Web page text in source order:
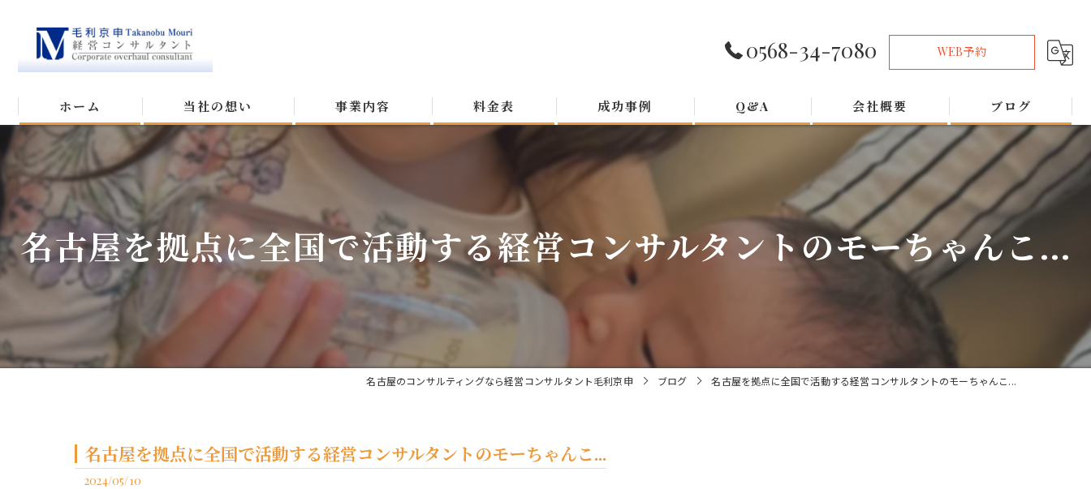
0568-34-7080 WEB予約
ホーム 当社の想い 事業内容 料金表 成功事例 Q&A 会社概要 ブログ
名古屋を拠点に全国で活動する経営コンサルタントのモーちゃんこ...
名古屋のコンサルティングなら経営コンサルタント毛利京申 ブログ 名古屋を拠点に全国で活動する経営コンサルタントのモーちゃんこ...
名古屋を拠点に全国で活動する経営コンサルタントのモーちゃんこ...
2024/05/10